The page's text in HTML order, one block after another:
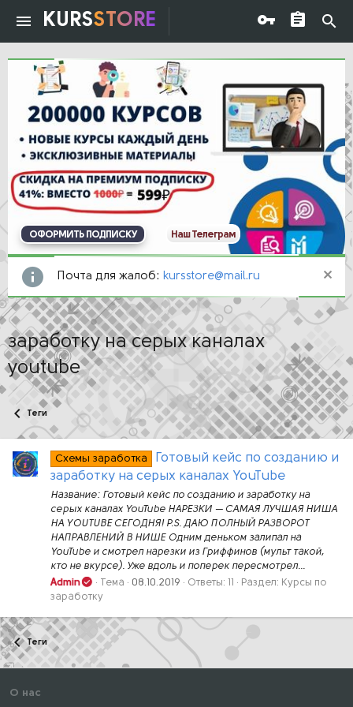
KURSSTORE
ОФОРМИТЬ ПОДПИСКУ Наш Телеграм
Почта для жалоб: kursstore@mail.ru
заработку на серых каналах
youtube
Теги
Схемы заработка
Готовый кейс по созданию и
заработку на серых каналах YouTube
Название: Готовый кейс по созданию и заработку на
серых каналах YouTube НАРЕЗКИ — САМАЯ ЛУЧШАЯ НИША
НА YOUTUBE СЕГОДНЯ! P.S. ДАЮ ПОЛНЫЙ РАЗВОРОТ
НАПРАВЛЕНИЙ В НИШЕ Одним деньком залипал на
YouTube и смотрел нарезки из Гриффинов (мульт такой,
кто не вкурсе). Уже вдоль и поперек пересмотрел...
Admin
Тема 08.10.2019 Ответы: 11 Раздел: Курсы по
заработку
Теги
О нас